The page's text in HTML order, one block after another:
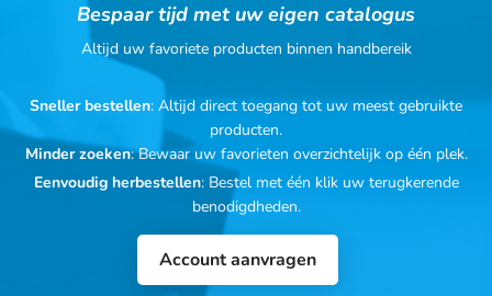
Bespaar tijd met uw eigen catalogus
Altijd uw favoriete producten binnen handbereik
Sneller bestellen: Altijd direct toegang tot uw meest gebruikte
producten.
Minder zoeken: Bewaar uw favorieten overzichtelijk op één plek.
Eenvoudig herbestellen: Bestel met één klik uw terugkerende
benodigdheden.
Account aanvragen